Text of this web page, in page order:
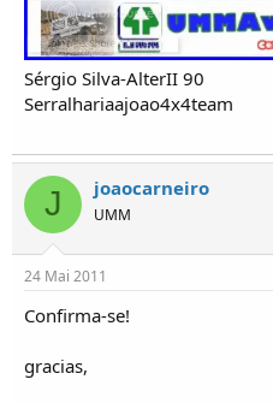
Sérgio Silva-AlterII 90
Serralhariaajoao4x4team
J joaocarneiro
UMM
24 Mai 2011
Confirma-se!
gracias,